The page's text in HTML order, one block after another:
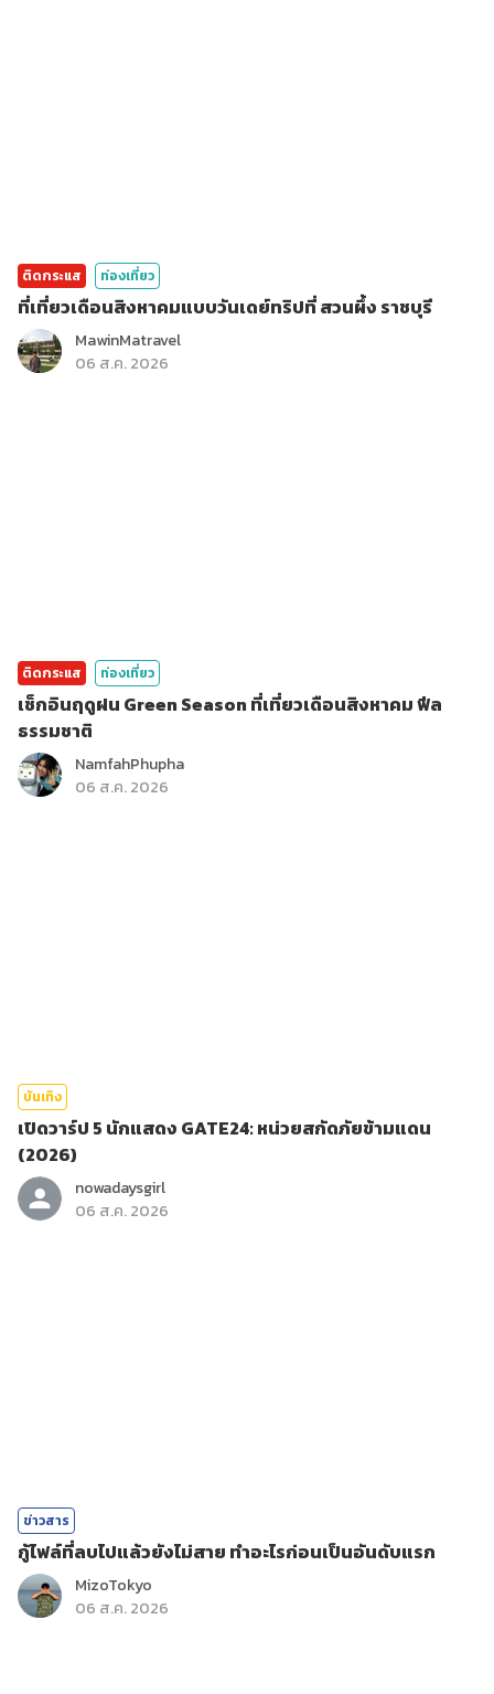
ติดกระแส ท่องเที่ยว
ที่เที่ยวเดือนสิงหาคมแบบวันเดย์ทริปที่ สวนผึ้ง ราชบุรี
MawinMatravel
06 ส.ค. 2026
ติดกระแส ท่องเที่ยว
เช็กอินฤดูฝน Green Season ที่เที่ยวเดือนสิงหาคม ฟีล
ธรรมชาติ
NamfahPhupha
06 ส.ค. 2026
บันเทิง
เปิดวาร์ป 5 นักแสดง GATE24: หน่วยสกัดภัยข้ามแดน
(2026)
nowadaysgirl
06 ส.ค. 2026
ข่าวสาร
กู้ไฟล์ที่ลบไปแล้วยังไม่สาย ทำอะไรก่อนเป็นอันดับแรก
MizoTokyo
06 ส.ค. 2026